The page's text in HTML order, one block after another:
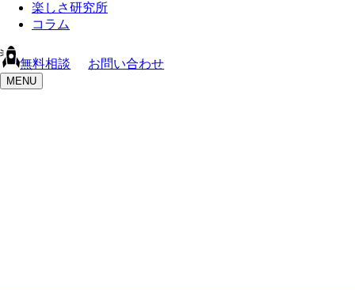
楽しさ研究所
コラム
無料相談 お問い合わせ
MENU